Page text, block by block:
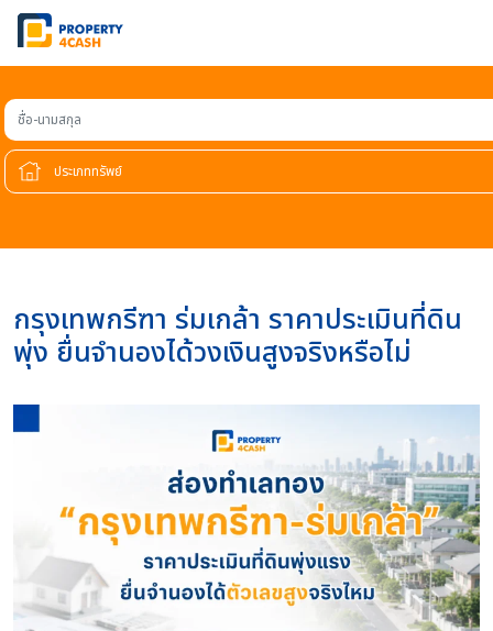
ชื่อ-นามสกุล
กรุงเทพกรีฑา ร่มเกล้า ราคาประเมินที่ดิน
พุ่ง ยื่นจำนองได้วงเงินสูงจริงหรือไม่